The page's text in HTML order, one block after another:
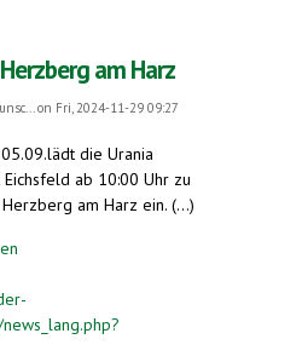
am Harz
on Fri, 2024-11-29 09:27
die Urania
ab 10:00 Uhr zu
am Harz ein. (...)